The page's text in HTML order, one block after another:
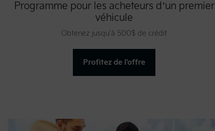
Programme pour les acheteurs d’un premier
véhicule
Obtenez jusqu'à 500$ de crédit
Profitez de l'offre